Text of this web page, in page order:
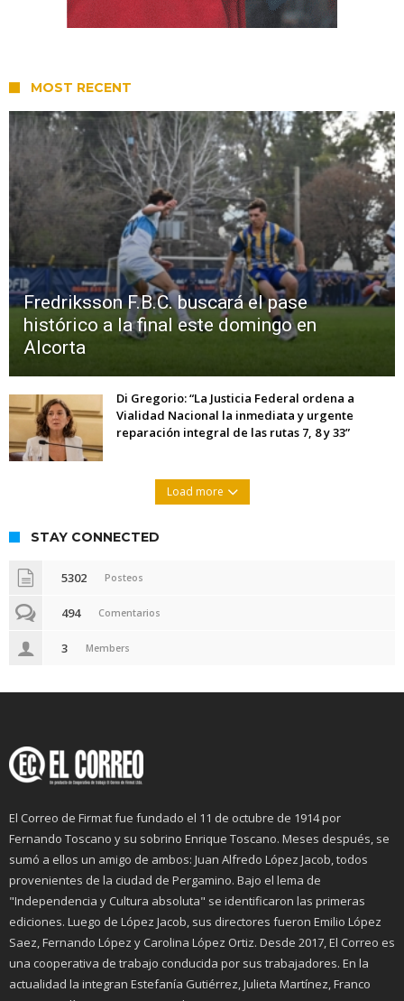
MOST RECENT
Fredriksson F.B.C. buscará el pase
histórico a la final este domingo en
Alcorta
Di Gregorio: “La Justicia Federal ordena a
Vialidad Nacional la inmediata y urgente
reparación integral de las rutas 7, 8 y 33”
Load more
STAY CONNECTED
5302 Posteos
494 Comentarios
3 Members
El Correo de Firmat fue fundado el 11 de octubre de 1914 por
Fernando Toscano y su sobrino Enrique Toscano. Meses después, se
sumó a ellos un amigo de ambos: Juan Alfredo López Jacob, todos
provenientes de la ciudad de Pergamino. Bajo el lema de
"Independencia y Cultura absoluta" se identificaron las primeras
ediciones. Luego de López Jacob, sus directores fueron Emilio López
Saez, Fernando López y Carolina López Ortiz. Desde 2017, El Correo es
una cooperativa de trabajo conducida por sus trabajadores. En la
actualidad la integran Estefanía Gutiérrez, Julieta Martínez, Franco